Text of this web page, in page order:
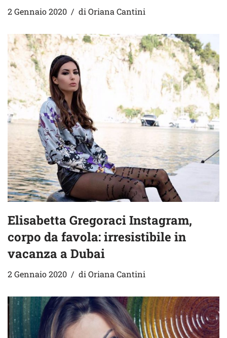
2 Gennaio 2020 diOriana Cantini
Elisabetta Gregoraci Instagram,
corpo da favola: irresistibile in
vacanza a Dubai
2 Gennaio 2020 diOriana Cantini